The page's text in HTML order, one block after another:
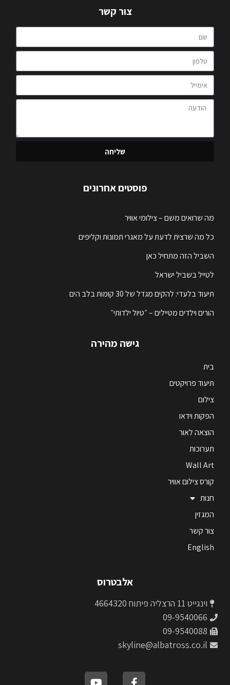
צור קשר
שליחה
פוסטים אחרונים
מה שרואים משם – צילומי אוויר
כל מה שרצית לדעת על מאגרי תמונות וקליפים
השביל הזה מתחיל כאן
לטייל בשביל ישראל
תיעוד בלעדי: להקים מגדל של 30 קומות בלב הים
הורים וילדים מטיילים – ״טיול ילדותי״
גישה מהירה
בית
תיעוד פרויקטים
צילום
הפקות וידאו
הוצאה לאור
תערוכות
Wall Art
קורס צילום אוויר
חנות
המגזין
צור קשר
English
אלבטרוס
וינגייט 11 הרצליה פיתוח 4664320
09-9540066
09-9540088
skyline@albatross.co.il